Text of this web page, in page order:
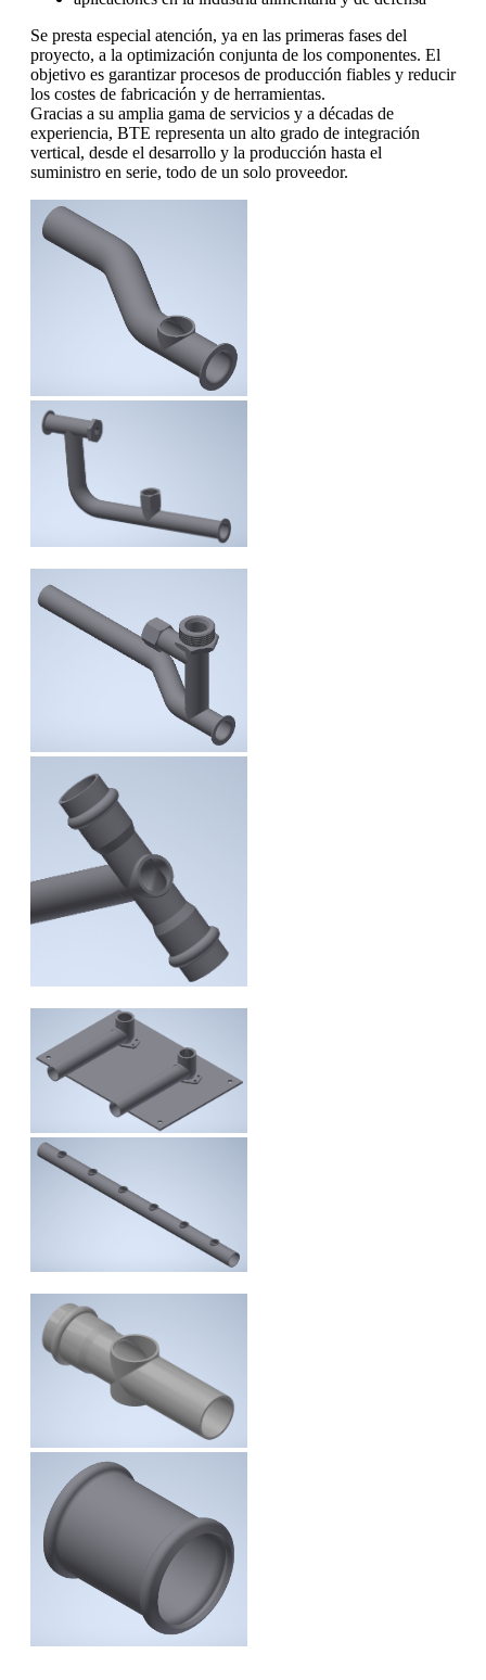
Se presta especial atención, ya en las primeras fases del
proyecto, a la optimización conjunta de los componentes. El
objetivo es garantizar procesos de producción fiables y reducir
los costes de fabricación y de herramientas.
Gracias a su amplia gama de servicios y a décadas de
experiencia, BTE representa un alto grado de integración
vertical, desde el desarrollo y la producción hasta el
suministro en serie, todo de un solo proveedor.